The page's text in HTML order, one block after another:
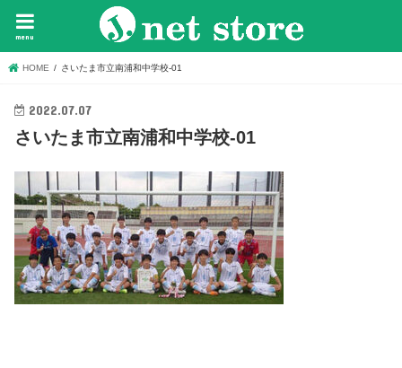
menu
HOME さいたま市立南浦和中学校-01
2022.07.07
さいたま市立南浦和中学校-01